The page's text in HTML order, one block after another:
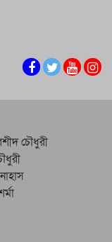
চৌধুরী